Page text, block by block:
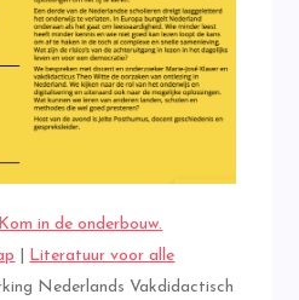
in de onderbouw.
Literatuur voor alle
Nederlands Vakdidactisch